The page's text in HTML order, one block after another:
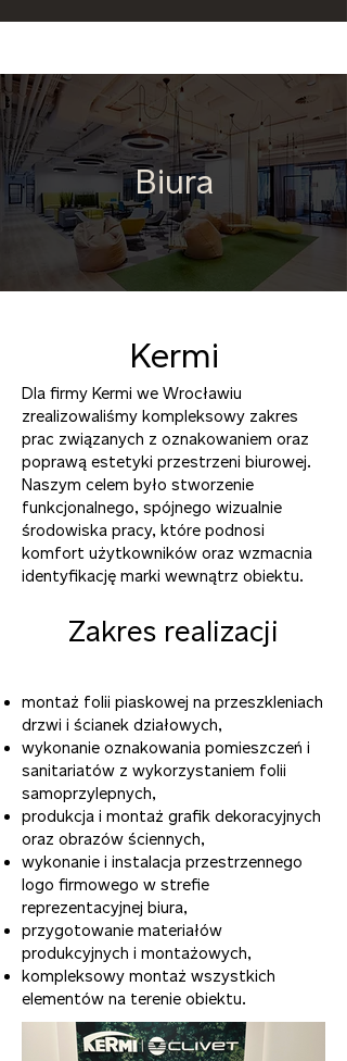
Biura
Kermi
Dla firmy Kermi we Wrocławiu
zrealizowaliśmy kompleksowy zakres
prac związanych z oznakowaniem oraz
poprawą estetyki przestrzeni biurowej.
Naszym celem było stworzenie
funkcjonalnego, spójnego wizualnie
środowiska pracy, które podnosi
komfort użytkowników oraz wzmacnia
identyfikację marki wewnątrz obiektu.
Zakres realizacji​
montaż folii piaskowej na przeszkleniach
drzwi i ścianek działowych,
wykonanie oznakowania pomieszczeń i
sanitariatów z wykorzystaniem folii
samoprzylepnych,
produkcja i montaż grafik dekoracyjnych
oraz obrazów ściennych,
wykonanie i instalacja przestrzennego
logo firmowego w strefie
reprezentacyjnej biura,
przygotowanie materiałów
produkcyjnych i montażowych,
kompleksowy montaż wszystkich
elementów na terenie obiektu.